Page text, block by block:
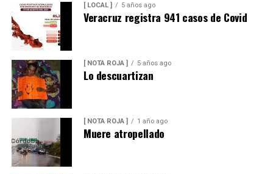
[ LOCAL ] 5 años ago
Veracruz registra 941 casos de Covid
[ NOTA ROJA ] 5 años ago
Lo descuartizan
[ NOTA ROJA ] 1 año ago
Muere atropellado